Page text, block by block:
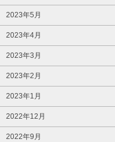
2023年5月
2023年4月
2023年3月
2023年2月
2023年1月
2022年12月
2022年9月